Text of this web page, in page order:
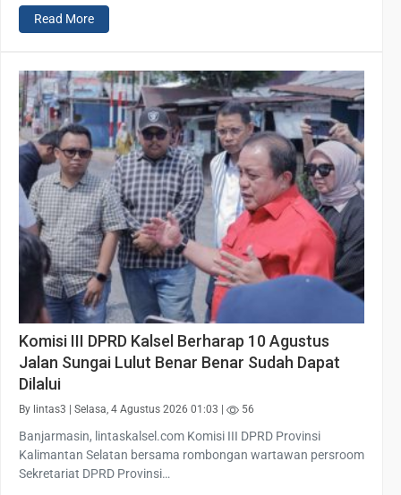
Read More
Komisi III DPRD Kalsel Berharap 10 Agustus
Jalan Sungai Lulut Benar Benar Sudah Dapat
Dilalui
By lintas3 | Selasa, 4 Agustus 2026 01:03 | 56
Banjarmasin, lintaskalsel.com Komisi III DPRD Provinsi
Kalimantan Selatan bersama rombongan wartawan persroom
Sekretariat DPRD Provinsi…